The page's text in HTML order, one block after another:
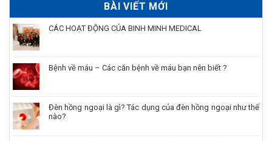
BÀI VIẾT MỚI
CÁC HOẠT ĐỘNG CỦA BINH MINH MEDICAL
Bệnh về máu – Các căn bệnh về máu bạn nên biết ?
Đèn hồng ngoại là gì? Tác dụng của đèn hồng ngoại như thế
nào?